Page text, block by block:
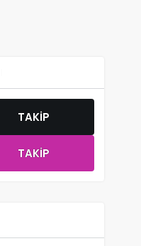
TAKIP
TAKIP